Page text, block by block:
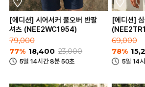
[에디션] 시어서커 풀오버 반팔
셔츠 (NEE2WC1954)
79,000
77% 18,400 23,000
5일 14시간 8분 50초
[에디션]
69,000
78%
5일 14